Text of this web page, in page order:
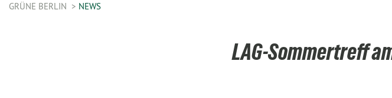
GRÜNE BERLIN NEWS
LAG-Sommertreff